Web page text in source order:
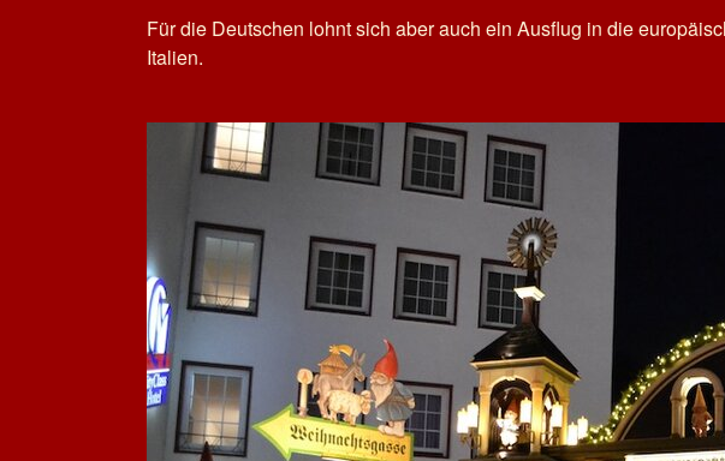
Für die Deutschen lohnt sich aber auch ein Ausflug in die
Italien.